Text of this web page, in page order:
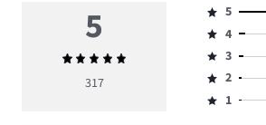
5
Priemerné
hodnotenie
317
Hodnotenie
5,
počet
hlasov
260.
5
Hodnotenie
4,
počet
hlasov
4
Hodnotenie
3,
počet
3
Hodnotenie
2,
2
Hodnotenie
1